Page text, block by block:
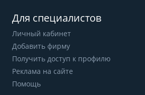
Для специалистов
Личный кабинет
Добавить фирму
Получить доступ к профилю
Реклама на сайте
Помощь